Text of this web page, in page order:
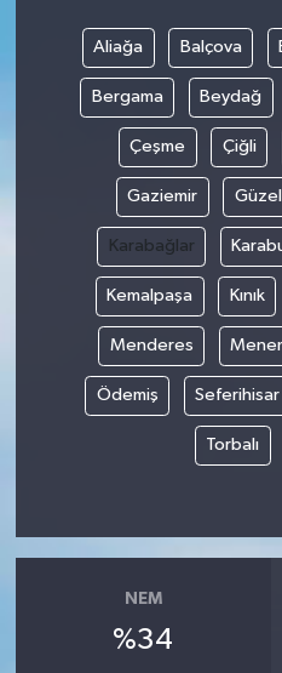
Aliağa Balçova
Bergama Beydağ
Çeşme Çiğli
Gaziemir
Karabağlar
Kemalpaşa Kınık
Menderes
Ödemiş Seferihisar
Torbalı
NEM
%34